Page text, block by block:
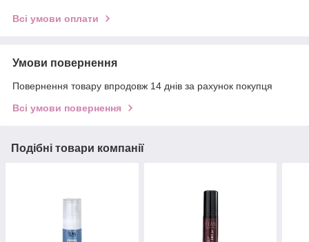
Всі умови оплати
Умови повернення
Повернення товару впродовж 14 днів за рахунок покупця
Всі умови повернення
Подібні товари компанії